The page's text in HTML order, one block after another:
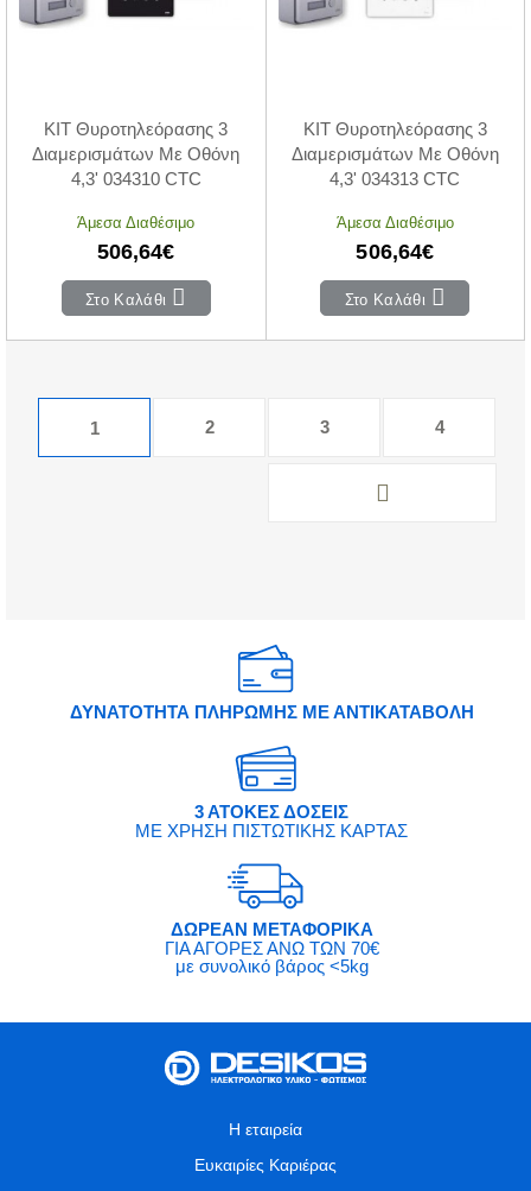
KIT Θυροτηλεόρασης 3
Διαμερισμάτων Με Οθόνη
4,3' 034310 CTC
Άμεσα Διαθέσιμο
506,64€
Στο Καλάθι
KIT Θυροτηλεόρασης 3
Διαμερισμάτων Με Οθόνη
4,3' 034313 CTC
Άμεσα Διαθέσιμο
506,64€
Στο Καλάθι
1 2 3 4
ΔΥΝΑΤΟΤΗΤΑ ΠΛΗΡΩΜΗΣ ΜΕ ΑΝΤΙΚΑΤΑΒΟΛΗ
3 ΑΤΟΚΕΣ ΔΟΣΕΙΣ
ΜΕ ΧΡΗΣΗ ΠΙΣΤΩΤΙΚΗΣ ΚΑΡΤΑΣ
ΔΩΡΕΑΝ ΜΕΤΑΦΟΡΙΚΑ
ΓΙΑ ΑΓΟΡΕΣ ΑΝΩ ΤΩΝ 70€
με συνολικό βάρος <5kg
Η εταιρεία
Ευκαιρίες Καριέρας